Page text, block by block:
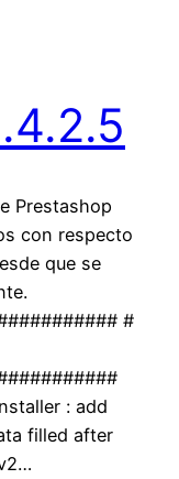
Prestashop
con respecto
que se
#
: add
filled after